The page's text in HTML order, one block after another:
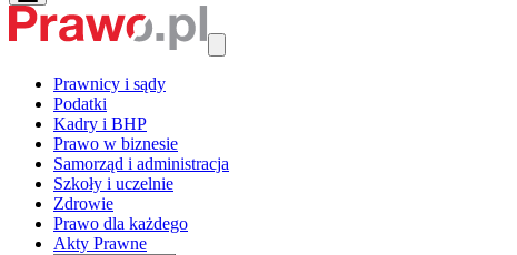
Prawnicy i sądy
Podatki
Kadry i BHP
Prawo w biznesie
Samorząd i administracja
Szkoły i uczelnie
Zdrowie
Prawo dla każdego
Akty Prawne